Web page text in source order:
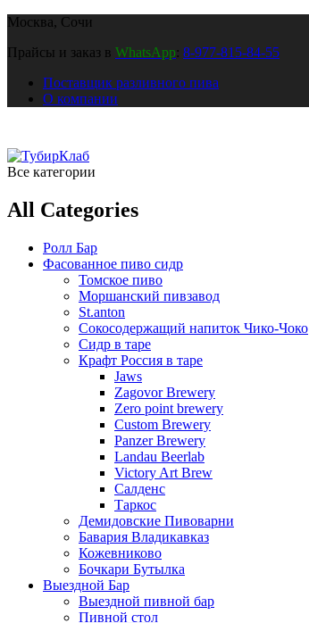
Москва, Сочи
Прайсы и заказ в WhatsApp: 8-977-815-84-55
Поставщик разливного пива
О компании
Все категории
All Categories
Ролл Бар
Фасованное пиво сидр
Томское пиво
Моршанский пивзавод
St.anton
Сокосодержащий напиток Чико-Чоко
Сидр в таре
Крафт Россия в таре
Jaws
Zagovor Brewery
Zero point brewery
Custom Brewery
Panzer Brewery
Landau Beerlab
Victory Art Brew
Салденс
Таркос
Демидовские Пивоварни
Бавария Владикавказ
Кожевниково
Бочкари Бутылка
Выездной Бар
Выездной пивной бар
Пивной стол